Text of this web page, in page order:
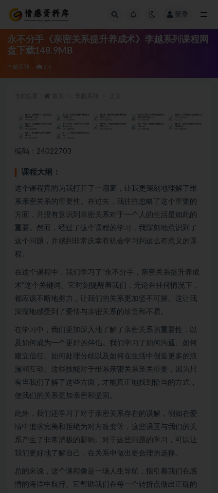
登录
永不分手《亲密关系提升养成术》李越系列课程网
盘下载148.9MB
李越系列 9.9
编码：24022703
课程大纲：
这个课程真的为我打开了一扇窗，让我更深刻地理解了维
系亲密关系的重要性。在过去，我往往忽略了这个重要的
方面，并没有意识到亲密关系对于一个人的生活是如此的
重要。然而，经过了这个课程的学习，我深刻地意识到了
这个问题，并感到非常庆幸有机会学习到这么有意义的课
程。
在这个课程中，我们学习了“永不分手，亲密关系提升养成
术”这个关键词。它时刻提醒着我们，无论在任何情况下，
都应该不断地努力，让我们的关系更加坚不可摧。这让我
深深地感受到了爱情与亲密关系的珍贵和不易。
在学习中，我们更加深入地了解了亲密关系的重要性，以
及如何成为一个更好的伴侣。我们学习了如何沟通、如何
建立信任、如何处理分歧以及如何在生活中创造更多的浪
漫和互动。这些技能对于维系亲密关系至关重要，因为只
有当我们了解了这些方面，才能真正地找到恰当的方式，
使我们的关系更加亲密和坚固。
此外，我们还学习了对于亲密关系存在的误解，例如在爱
情中追求完美和拒绝为对方改变等，这些误区与我们的关
系产生了非常消极的影响。对于这些问题的学习，可以让
我们更好地了解自己，在关系中做出更合理的选择。
总的来说，这个课程像是一场人生导航，指引着我们在感
情的海洋中航行。它帮助我们在每一个转折点做出正确的